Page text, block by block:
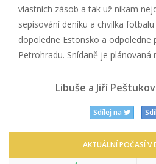
vlastních zásob a tak už nikam
sepisování deníku a chvilka
dopoledne Estonsko a odpoledne
Petrohradu. Snídaně je plánovaná
Libuše a Jiří
Sdílej na
AKTUÁLNÍ POČASÍ V